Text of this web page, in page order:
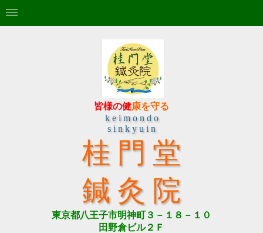
皆様の健康を守る
k e i m o n d o
s i n k y u i n
桂 門 堂
鍼 灸 院
東京都八王子市明神町３－１８－１０
田野倉ビル２Ｆ